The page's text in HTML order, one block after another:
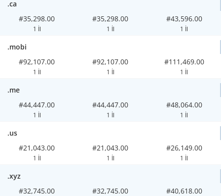
.ca
#35,298.00
1 İl
#35,298.00
1 İl
#43,596.00
1 İl
.mobi
#92,107.00
1 İl
#92,107.00
1 İl
#111,469.00
1 İl
.me
#44,447.00
1 İl
#44,447.00
1 İl
#48,064.00
1 İl
.us
#21,043.00
1 İl
#21,043.00
1 İl
#26,149.00
1 İl
.xyz
#32,745.00
#32,745.00 #40,618.00